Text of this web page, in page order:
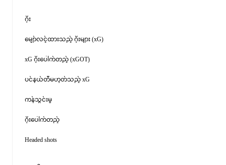
ဂိုး
မျှော်လင့်ထားသည့် ဂိုးများ (xG)
xG ဂိုးပေါက်တည့် (xGOT)
ပင်နယ်တီမဟုတ်သည့် xG
ကန်သွင်းမှု
ဂိုးပေါက်တည့်
Headed shots